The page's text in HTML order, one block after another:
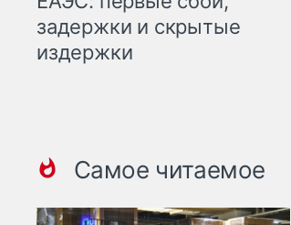
задержки и скрытые
издержки
Самое читаемое